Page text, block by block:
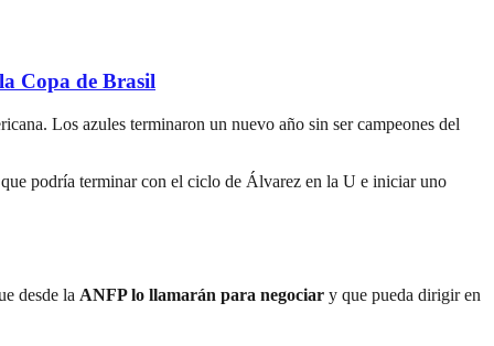
Copa de Brasil
Los azules terminaron un nuevo año sin ser campeones del
podría terminar con el ciclo de Álvarez en la U e iniciar uno
desde la ANFP lo llamarán para negociar y que pueda dirigir en